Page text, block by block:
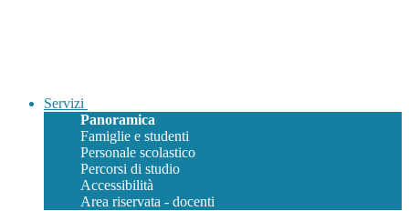
Servizi
Panoramica
Famiglie e studenti
Personale scolastico
Percorsi di studio
Accessibilità
Area riservata - docenti